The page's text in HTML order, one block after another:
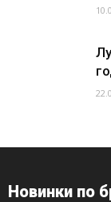
Новинки по